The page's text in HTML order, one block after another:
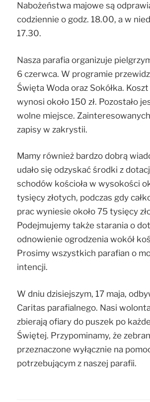
Nabożeństwa majowe są
codziennie o godz. 18.00, a w
17.30.
Nasza parafia organizuje
6 czerwca. W programie
Święta Woda oraz Sokółka.
wynosi około 150 zł. Pozostało
wolne miejsce.
zapisy w zakrystii.
Mamy również bardzo dobrą
udało się odzyskać środki z
schodów kościoła w wysokości
tysięcy złotych, podczas gdy
prac wyniesie około 75 tysięcy
Podejmujemy także starania o
odnowienie ogrodzenia wokół
Prosimy wszystkich parafian o
intencji.
W dniu dzisiejszym, 17 maja,
Caritas parafialnego. Nasi
zbierają ofiary do puszek po
Świętej. Przypominamy, że
przeznaczone wyłącznie na
potrzebującym z naszej parafii.